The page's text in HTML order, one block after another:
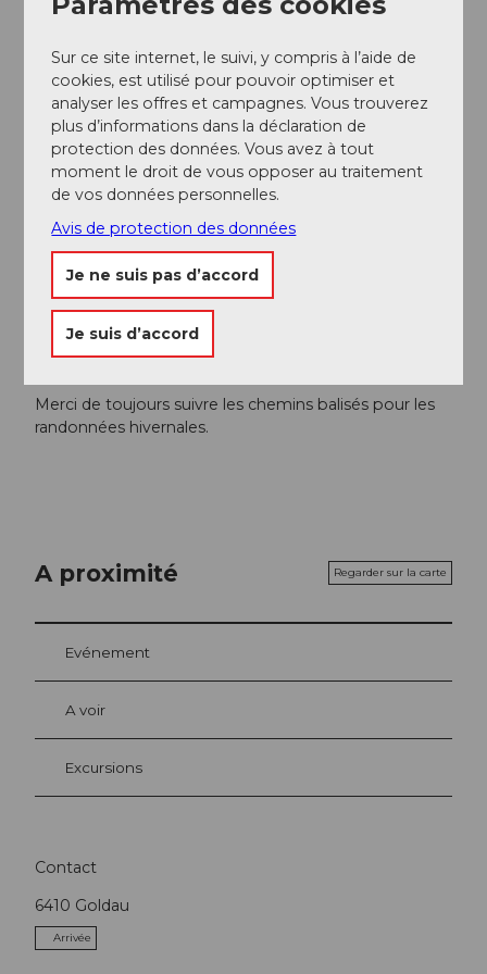
Gäste-Service Rigi
Organisation
Gäste-Service Rigi
La balade à vélo se combine merveilleusement bien
avec une excursion à l'alpage Chäserenholz.
Consignes de sécurité
Merci de toujours suivre les chemins balisés pour les
randonnées hivernales.
A proximité Regarder sur la carte
Evénement
A voir
Excursions
Contact
6410 Goldau
Arrivée
Sur ce site internet, le suivi, y compris à l’aide de
cookies, est utilisé pour pouvoir optimiser et
analyser les offres et campagnes. Vous trouverez
plus d’informations dans la déclaration de
protection des données. Vous avez à tout
moment le droit de vous opposer au traitement
de vos données personnelles.
Avis de protection des données
Je ne suis pas d’accord
Je suis d’accord